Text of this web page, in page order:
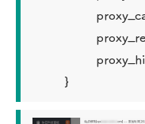
        }